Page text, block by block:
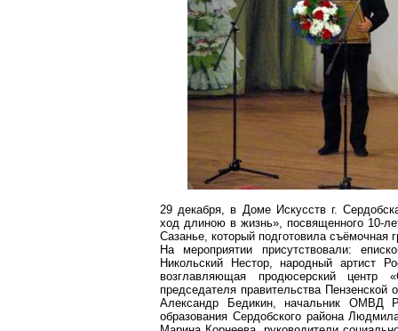
29 декабря, в Доме Искусств г.
ход длиною в жизнь», посвященного 10-
Сазанье, который подготовила съёмочная
На мероприятии присутствовали:
Никольский Нестор, народный
возглавляющая продюсерский центр «
председателя правительства
Александр
Бедикин, начальник ОМВД
образования Сердобскогорайона Людмила